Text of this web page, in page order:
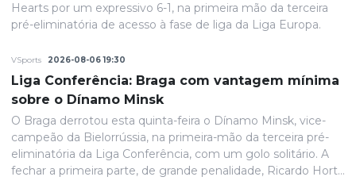
Hearts por um expressivo 6-1, na primeira mão da terceira
pré-eliminatória de acesso à fase de liga da Liga Europa.
VSports 2026-08-06 19:30
Liga Conferência: Braga com vantagem mínima
sobre o Dínamo Minsk
O Braga derrotou esta quinta-feira o Dínamo Minsk, vice-
campeão da Bielorrússia, na primeira-mão da terceira pré-
eliminatória da Liga Conferência, com um golo solitário. A
fechar a primeira parte, de grande penalidade, Ricardo Horta